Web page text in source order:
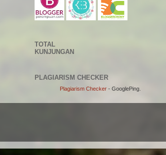
TOTAL
KUNJUNGAN
PLAGIARISM CHECKER
Plagiarism Checker- GooglePing.